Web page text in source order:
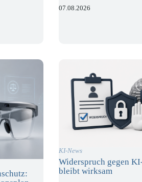
07.08.2026
KI-News
Widerspruch gegen
bleibt wirksam